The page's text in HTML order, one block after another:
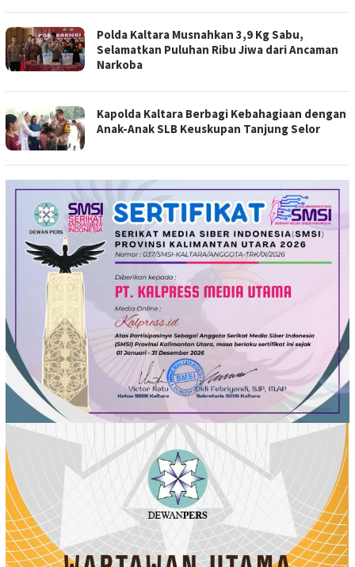
Polda Kaltara Musnahkan 3,9 Kg Sabu,
Selamatkan Puluhan Ribu Jiwa dari Ancaman
Narkoba
Kapolda Kaltara Berbagi Kebahagiaan dengan
Anak-Anak SLB Keuskupan Tanjung Selor